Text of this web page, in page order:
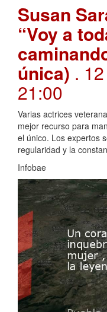
Susan
“Voy a
única) .
21:00
Varias actrices
mejor recurso para
el único. Los expertos
regularidad y la
Infobae